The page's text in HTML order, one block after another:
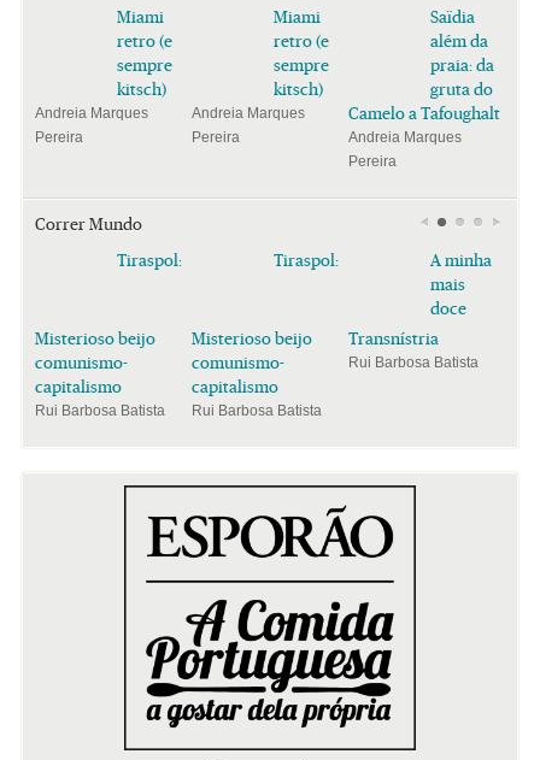
Miami
retro (e
sempre
kitsch)
Andreia Marques
Pereira
Miami
retro (e
sempre
kitsch)
Andreia Marques
Pereira
Saïdia
além da
praia: da
gruta do
Camelo a Tafoughalt
Andreia Marques
Pereira
Correr Mundo
Tiraspol:
Misterioso beijo
comunismo-
capitalismo
Rui Barbosa Batista
Tiraspol:
Misterioso beijo
comunismo-
capitalismo
Rui Barbosa Batista
A minha
mais
doce
Transnístria
Rui Barbosa Batista